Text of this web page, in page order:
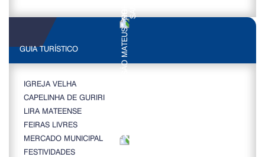
GUIA TURÍSTICO
IGREJA VELHA
CAPELINHA DE GURIRI
LIRA MATEENSE
FEIRAS LIVRES
MERCADO MUNICIPAL
FESTIVIDADES